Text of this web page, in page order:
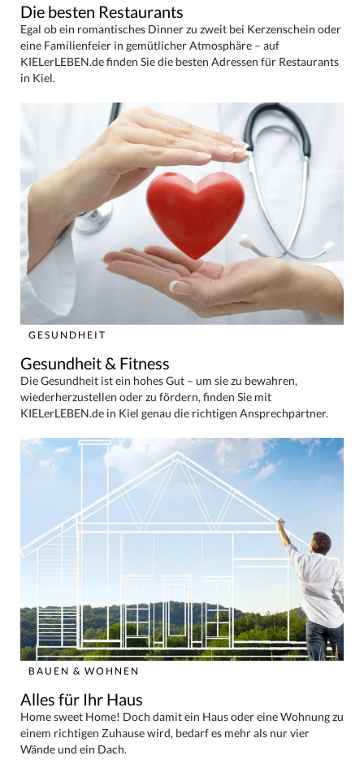
Die besten Restaurants
Egal ob ein romantisches Dinner zu zweit bei Kerzenschein oder
eine Familienfeier in gemütlicher Atmosphäre – auf
KIELerLEBEN.de finden Sie die besten Adressen für Restaurants
in Kiel.
GESUNDHEIT
Gesundheit & Fitness
Die Gesundheit ist ein hohes Gut – um sie zu bewahren,
wiederherzustellen oder zu fördern, finden Sie mit
KIELerLEBEN.de in Kiel genau die richtigen Ansprechpartner.
BAUEN & WOHNEN
Alles für Ihr Haus
Home sweet Home! Doch damit ein Haus oder eine Wohnung zu
einem richtigen Zuhause wird, bedarf es mehr als nur vier
Wände und ein Dach.